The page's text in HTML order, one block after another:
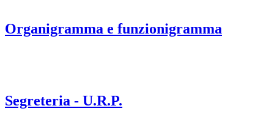
Organigramma e funzionigramma
Segreteria - U.R.P.